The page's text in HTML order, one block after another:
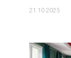
21.10.2025